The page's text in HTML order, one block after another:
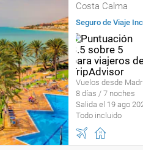
Costa Calma
Seguro de Viaje
Vuelos desde
8 días / 7 noches
Salida el 19 ago
Todo incluido